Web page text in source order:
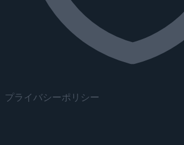
プライバシーポリシー